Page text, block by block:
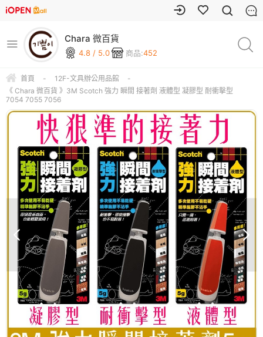
Chara 微百貨
4.8 / 5.0 商品:452
首頁 - 12F-文具辦公用品館
-
《 Chara 微百貨 》3M Scotch 強力 瞬間 接著劑 液體型 凝膠型 耐衝擊型
7054 7055 7056